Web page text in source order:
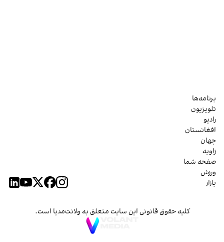
برنامه‌ها
تلویزیون
رادیو
افغانستان
جهان
زاویه
صفحه شما
ورزش
بازار
کلیه حقوق قانونی این سایت متعلق به ولانت‌مدیا است.